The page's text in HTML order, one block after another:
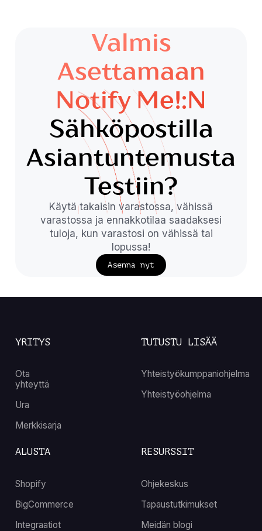
Valmis
Asettamaan
Notify Me!:n
Sähköpostilla
Asiantuntemusta
Testiin?
Käytä takaisin varastossa, vähissä
varastossa ja ennakkotilaa saadaksesi
tuloja, kun varastosi on vähissä tai
lopussa!
Asenna nyt
YRITYS
Ota
yhteyttä
Ura
Merkkisarja
RESURSSIT
Ohjekeskus
Tapaustutkimukset
Meidän blogi
TUTUSTU LISÄÄ
Yhteistyökumppaniohjelma
Yhteistyöohjelma
ALUSTA
Shopify
BigCommerce
Integraatiot